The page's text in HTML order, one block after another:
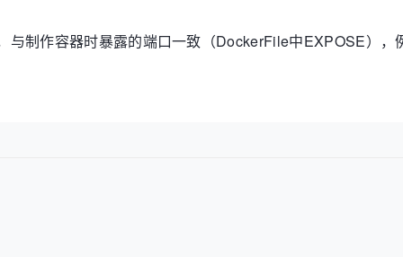
与制作容器时暴露的端口一致（DockerFile中EXPOSE）